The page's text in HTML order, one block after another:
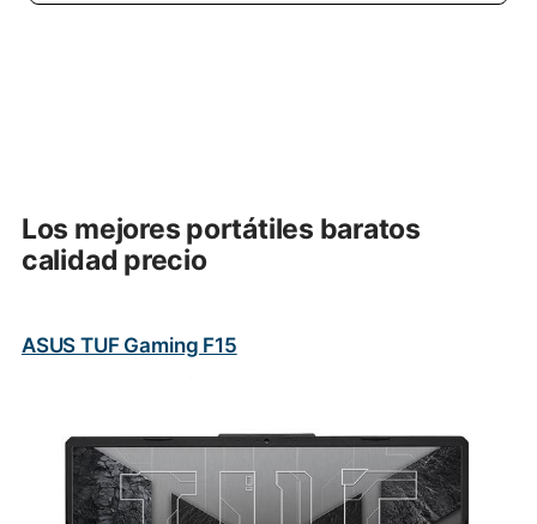
Los mejores portátiles baratos
calidad precio
ASUS TUF Gaming F15